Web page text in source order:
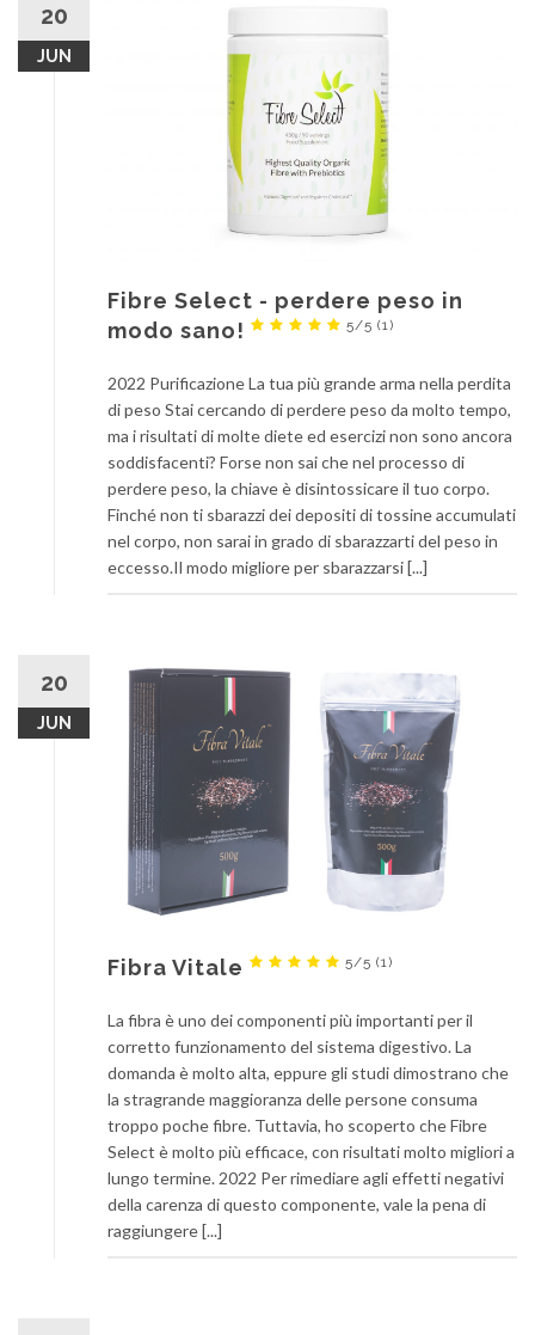
20
JUN
Fibre Select - perdere peso in
modo sano!
5/5 (1)
2022 Purificazione La tua più grande arma nella perdita
di peso Stai cercando di perdere peso da molto tempo,
ma i risultati di molte diete ed esercizi non sono ancora
soddisfacenti? Forse non sai che nel processo di
perdere peso, la chiave è disintossicare il tuo corpo.
Finché non ti sbarazzi dei depositi di tossine accumulati
nel corpo, non sarai in grado di sbarazzarti del peso in
eccesso.Il modo migliore per sbarazzarsi [...]
20
JUN
Fibra Vitale 5/5 (1)
La fibra è uno dei componenti più importanti per il
corretto funzionamento del sistema digestivo. La
domanda è molto alta, eppure gli studi dimostrano che
la stragrande maggioranza delle persone consuma
troppo poche fibre. Tuttavia, ho scoperto che Fibre
Select è molto più efficace, con risultati molto migliori a
lungo termine. 2022 Per rimediare agli effetti negativi
della carenza di questo componente, vale la pena di
raggiungere [...]